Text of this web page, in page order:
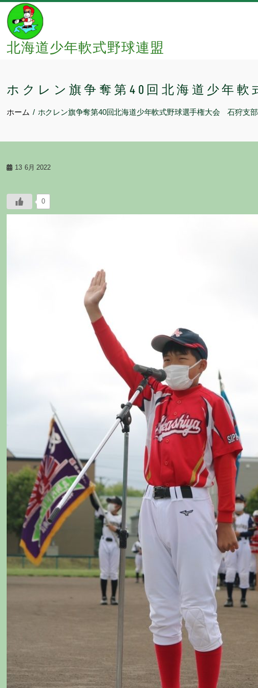
content
北海道少年軟式野球連盟
ホクレン旗争奪第40回北海道少年
ホーム ホクレン旗争奪第40回北海道少年軟式野球選手権大会 石狩支部
13 6月 2022
0